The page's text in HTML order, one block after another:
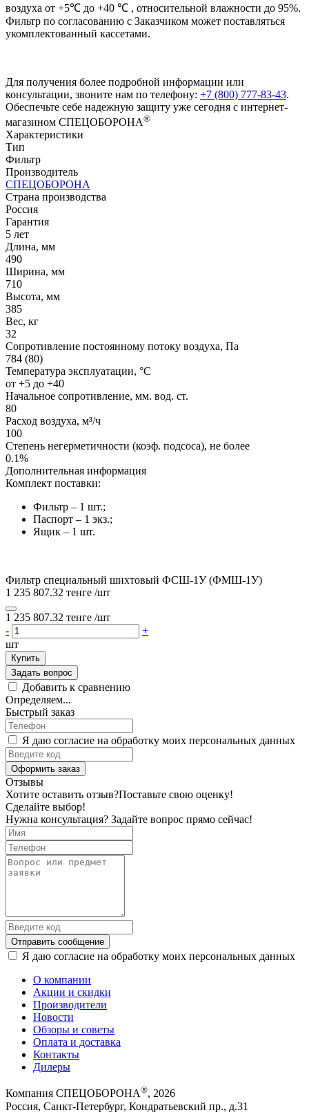
воздуха от +5℃ до +40 ℃ , относительной влажности до 95%.
Фильтр по согласованию с Заказчиком может поставляться
укомплектованный кассетами.
Для получения более подробной информации или
консультации, звоните нам по телефону: +7 (800) 777-83-43.
Обеспечьте себе надежную защиту уже сегодня с интернет-
магазином СПЕЦОБОРОНА®
Характеристики
Тип
Фильтр
Производитель
СПЕЦОБОРОНА
Страна производства
Россия
Гарантия
5 лет
Длина, мм
490
Ширина, мм
710
Высота, мм
385
Вес, кг
32
Сопротивление постоянному потоку воздуха, Па
784 (80)
Температура эксплуатации, °C
от +5 до +40
Начальное сопротивление, мм. вод. ст.
80
Расход воздуха, м³/ч
100
Степень негерметичности (коэф. подсоса), не более
0.1%
Дополнительная информация
Комплект поставки:
Фильтр – 1 шт.;
Паспорт – 1 экз.;
Ящик – 1 шт.
Фильтр специальный шихтовый ФСШ-1У (ФМШ-1У)
1 235 807.32 тенге /шт
1 235 807.32 тенге /шт
-
+
шт
Купить
Задать вопрос
Добавить к сравнению
Определяем...
Быстрый заказ
Я даю согласие на обработку моих персональных данных
Оформить заказ
Отзывы
Хотите оставить отзыв?Поставьте свою оценку!
Сделайте выбор!
Нужна консультация? Задайте вопрос прямо сейчас!
Отправить сообщение
Я даю согласие на обработку моих персональных данных
О компании
Акции и скидки
Производители
Новости
Обзоры и советы
Оплата и доставка
Контакты
Дилеры
Компания СПЕЦОБОРОНА®, 2026
Россия, Санкт-Петербург, Кондратьевский пр., д.31